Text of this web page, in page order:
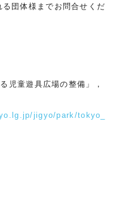
団体様までお問合せくだ
児童遊具広場の整備」，
jigyo/park/tokyo_